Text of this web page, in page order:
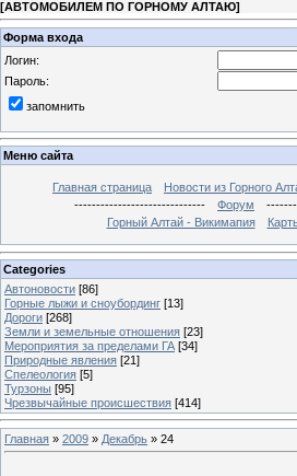
[АВТОМОБИЛЕМ ПО ГОРНОМУ АЛТАЮ]
Форма входа
Логин:
Пароль:
запомнить
Меню сайта
Главная страница Новости из Горного
------------------------------
Форум
Горный Алтай - Викимапия
Categories
Автоновости [86]
Горные лыжи и сноубординг [13]
Дороги [268]
Земли и земельные отношения [23]
Мероприятия за пределами ГА [34]
Природные явления [21]
Спелеология [5]
Турзоны [95]
Чрезвычайные происшествия [414]
Главная » 2009 » Декабрь » 24